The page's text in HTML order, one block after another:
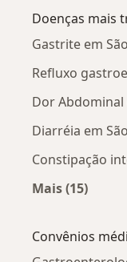
Doenças mais
Gastrite em
Refluxo
Dor Abdominal
Diarréia em
Constipação
Mais (15)
Convênios